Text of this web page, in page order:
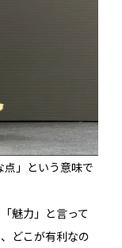
」という意味で
魅力」と言って
どこが有利なの